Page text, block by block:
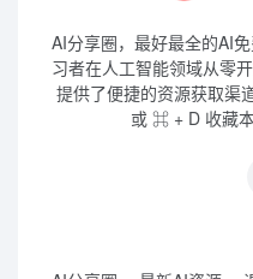
AI分享圈，最好最全的AI
习者在人工智能领域从零
提供了便捷的资源获取渠
或 ⌘ + D 收藏